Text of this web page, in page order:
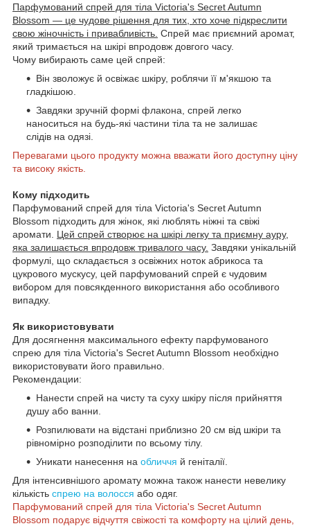
Парфумований спрей для тіла Victoria's Secret Autumn
Blossom — це чудове рішення для тих, хто хоче підкреслити
свою жіночність і привабливість. Спрей має приємний аромат,
який тримається на шкірі впродовж довгого часу.
Чому вибирають саме цей спрей:
Він зволожує й освіжає шкіру, роблячи її м'якшою та
гладкішою.
Завдяки зручній формі флакона, спрей легко
наноситься на будь-які частини тіла та не залишає
слідів на одязі.
Перевагами цього продукту можна вважати його доступну ціну
та високу якість.
Кому підходить
Парфумований спрей для тіла Victoria's Secret Autumn
Blossom підходить для жінок, які люблять ніжні та свіжі
аромати. Цей спрей створює на шкірі легку та приємну ауру,
яка залишається впродовж тривалого часу. Завдяки унікальній
формулі, що складається з освіжних ноток абрикоса та
цукрового мускусу, цей парфумований спрей є чудовим
вибором для повсякденного використання або особливого
випадку.
Як використовувати
Для досягнення максимального ефекту парфумованого
спрею для тіла Victoria's Secret Autumn Blossom необхідно
використовувати його правильно.
Рекомендации:
Нанести спрей на чисту та суху шкіру після прийняття
душу або ванни.
Розпилювати на відстані приблизно 20 см від шкіри та
рівномірно розподілити по всьому тілу.
Уникати нанесення на обличчя й геніталії.
Для інтенсивнішого аромату можна також нанести невелику
кількість спрею на волосся або одяг.
Парфумований спрей для тіла Victoria's Secret Autumn
Blossom подарує відчуття свіжості та комфорту на цілий день,